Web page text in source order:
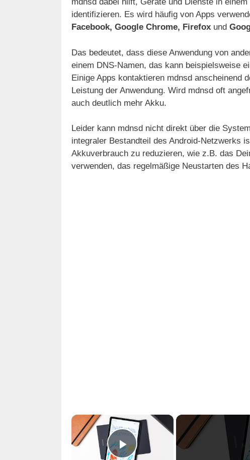
mdnsd dabei hilft, Geräte und Dienste in
identifizieren. Es wird häufig von Apps
Facebook, Google Chrome, Firefox und
Das bedeutet, dass diese Anwendung von
einem DNS-Namen, das kann beispielsweise
Einige Apps kontaktieren mdnsd anscheinend
Leistung der Anwendung. Wird mdnsd oft
auch deutlich mehr Akku.
Leider kann mdnsd nicht direkt über die
integraler Bestandteil des Android-Netzwerks
Akkuverbrauch zu reduzieren, wie z.B. das
verwenden, das regelmäßige Neustarten des
×